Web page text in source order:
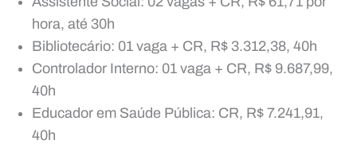
hora, até 30h
Bibliotecário: 01 vaga + CR, R$ 3.312,38, 40h
Controlador Interno: 01 vaga + CR, R$ 9.687,99,
40h
Educador em Saúde Pública: CR, R$ 7.241,91,
40h